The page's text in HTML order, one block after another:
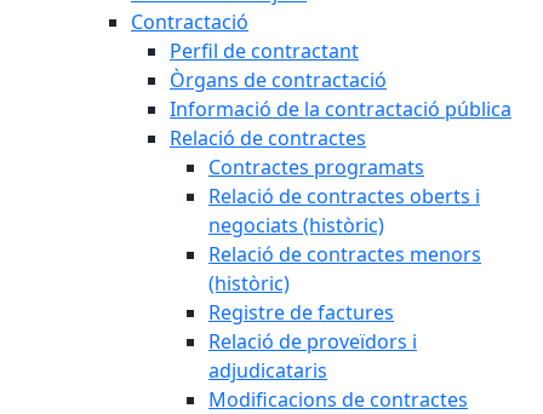
Contractació
Perfil de contractant
Òrgans de contractació
Informació de la contractació pública
Relació de contractes
Contractes programats
Relació de contractes oberts i
negociats (històric)
Relació de contractes menors
(històric)
Registre de factures
Relació de proveïdors i
adjudicataris
Modificacions de contractes